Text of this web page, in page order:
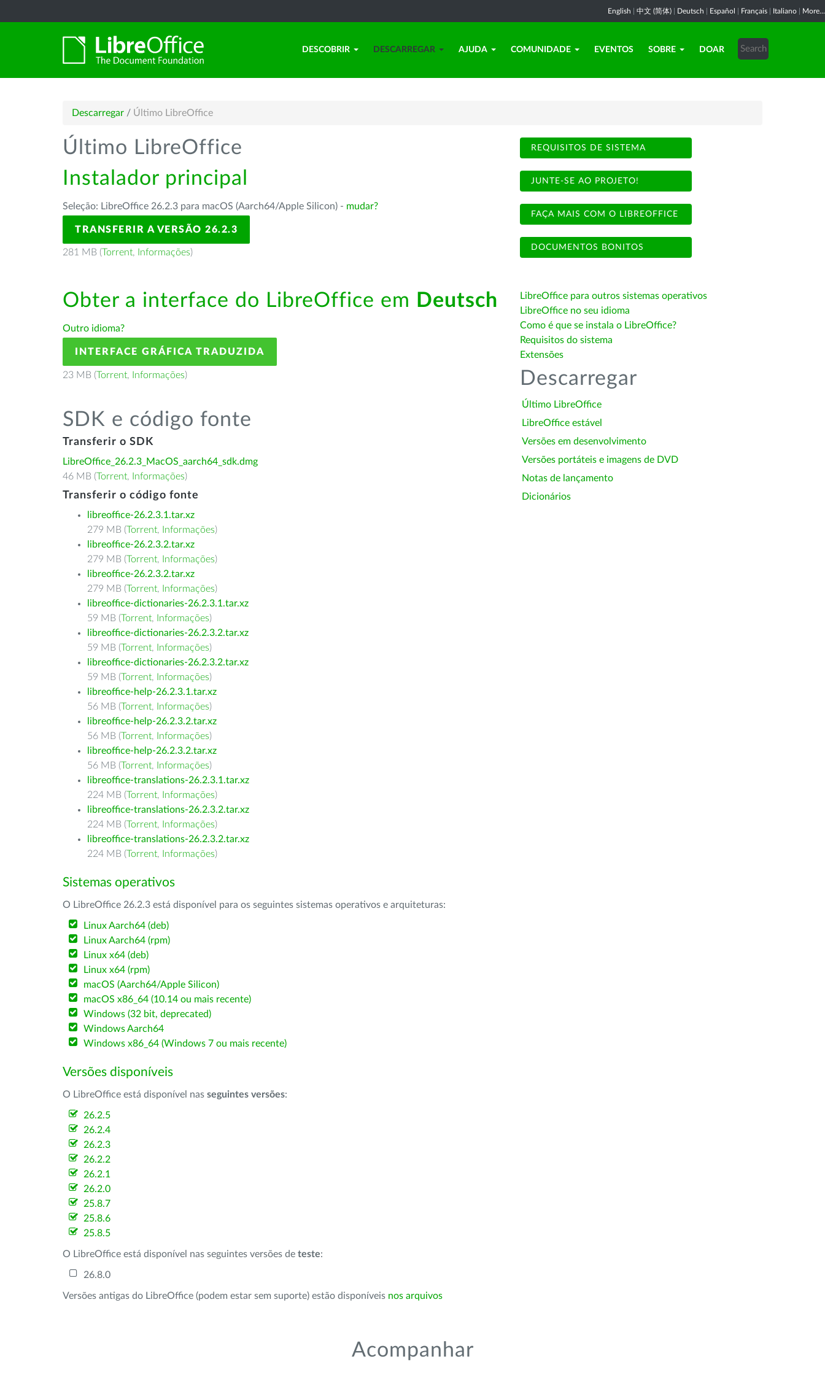
English 中文 (简体) Deutsch Español Français Italiano More...
DESCOBRIR DESCARREGAR AJUDA COMUNIDADE EVENTOS SOBRE DOAR
Descarregar / Último LibreOffice
Último LibreOffice
Instalador principal
Seleção: LibreOffice 26.2.3 para macOS (Aarch64/Apple Silicon) - mudar?
TRANSFERIR A VERSÃO 26.2.3
281 MB (Torrent, Informações)
Obter a interface do LibreOffice em Deutsch
Outro idioma?
INTERFACE GRÁFICA TRADUZIDA
23 MB (Torrent, Informações)
SDK e código fonte
Transferir o SDK
LibreOffice_26.2.3_MacOS_aarch64_sdk.dmg
46 MB (Torrent, Informações)
Transferir o código fonte
libreoffice-26.2.3.1.tar.xz
279 MB (Torrent, Informações)
libreoffice-26.2.3.2.tar.xz
279 MB (Torrent, Informações)
libreoffice-26.2.3.2.tar.xz
279 MB (Torrent, Informações)
libreoffice-dictionaries-26.2.3.1.tar.xz
59 MB (Torrent, Informações)
libreoffice-dictionaries-26.2.3.2.tar.xz
59 MB (Torrent, Informações)
libreoffice-dictionaries-26.2.3.2.tar.xz
59 MB (Torrent, Informações)
libreoffice-help-26.2.3.1.tar.xz
56 MB (Torrent, Informações)
libreoffice-help-26.2.3.2.tar.xz
56 MB (Torrent, Informações)
libreoffice-help-26.2.3.2.tar.xz
56 MB (Torrent, Informações)
libreoffice-translations-26.2.3.1.tar.xz
224 MB (Torrent, Informações)
libreoffice-translations-26.2.3.2.tar.xz
224 MB (Torrent, Informações)
libreoffice-translations-26.2.3.2.tar.xz
224 MB (Torrent, Informações)
Sistemas operativos
O LibreOffice 26.2.3 está disponível para os seguintes sistemas operativos e arquiteturas:
Linux Aarch64 (deb)
Linux Aarch64 (rpm)
Linux x64 (deb)
Linux x64 (rpm)
macOS (Aarch64/Apple Silicon)
macOS x86_64 (10.14 ou mais recente)
Windows (32 bit, deprecated)
Windows Aarch64
Windows x86_64 (Windows 7 ou mais recente)
Versões disponíveis
O LibreOffice está disponível nas seguintes versões:
26.2.5
26.2.4
26.2.3
26.2.2
26.2.1
26.2.0
25.8.7
25.8.6
25.8.5
O LibreOffice está disponível nas seguintes versões de teste:
26.8.0
Versões antigas do LibreOffice (podem estar sem suporte) estão disponíveis nos arquivos
REQUISITOS DE SISTEMA
JUNTE-SE AO PROJETO!
FAÇA MAIS COM O LIBREOFFICE
DOCUMENTOS BONITOS
LibreOffice para outros sistemas operativos
LibreOffice no seu idioma
Como é que se instala o LibreOffice?
Requisitos do sistema
Extensões
Descarregar
Último LibreOffice
LibreOffice estável
Versões em desenvolvimento
Versões portáteis e imagens de DVD
Notas de lançamento
Dicionários
Acompanhar